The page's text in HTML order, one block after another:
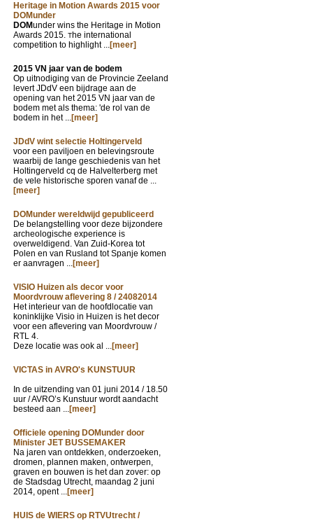
Heritage in Motion Awards 2015 voor
DOMunder
DOMunder wins the Heritage in Motion
Awards 2015. The international
competition to highlight ...[meer]
2015 VN jaar van de bodem
Op uitnodiging van de Provincie Zeeland
levert JDdV een bijdrage aan de
opening van het 2015 VN jaar van de
bodem met als thema: 'de rol van de
bodem in het ...[meer]
JDdV wint selectie Holtingerveld
voor een paviljoen en belevingsroute
waarbij de lange geschiedenis van het
Holtingerveld cq de Halvelterberg met
de vele historische sporen vanaf de ...
[meer]
DOMunder wereldwijd gepubliceerd
De belangstelling voor deze bijzondere
archeologische experience is
overweldigend. Van Zuid-Korea tot
Polen en van Rusland tot Spanje komen
er aanvragen ...[meer]
VISIO Huizen als decor voor
Moordvrouw aflevering 8 / 24082014
Het interieur van de hoofdlocatie van
koninklijke Visio in Huizen is het decor
voor een aflevering van Moordvrouw /
RTL 4.
Deze locatie was ook al ...[meer]
VICTAS in AVRO's KUNSTUUR
In de uitzending van 01 juni 2014 / 18.50
uur / AVRO’s Kunstuur wordt aandacht
besteed aan ...[meer]
Officiele opening DOMunder door
Minister JET BUSSEMAKER
Na jaren van ontdekken, onderzoeken,
dromen, plannen maken, ontwerpen,
graven en bouwen is het dan zover: op
de Stadsdag Utrecht, maandag 2 juni
2014, opent ...[meer]
HUIS de WIERS op RTVUtrecht /